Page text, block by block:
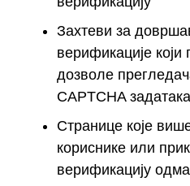
Захтеви за
верификације који
дозволе
CAPTCHA задатака
Странице које
кориснике или
верификацију